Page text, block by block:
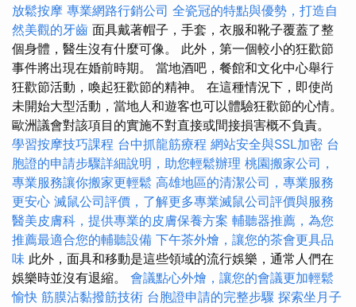
放鬆按摩 專業網路行銷公司 全瓷冠的特點與優勢，打造自
然美觀的牙齒 面具戴著帽子，手套，衣服和靴子覆蓋了整
個身體，醫生沒有什麼可像。 此外，第一個較小的狂歡節
事件將出現在婚前時期。 當地酒吧，餐館和文化中心舉行
狂歡節活動，喚起狂歡節的精神。 在這種情況下，即使尚
未開始大型活動，當地人和遊客也可以體驗狂歡節的心情。
歐洲議會對該項目的實施不對直接或間接損害概不負責。
學習按摩技巧課程 台中抓龍筋療程 網站安全與SSL加密 台
胞證的申請步驟詳細說明，助您輕鬆辦理 桃園搬家公司，
專業服務讓你搬家更輕鬆 高雄地區的清潔公司，專業服務
更安心 滅鼠公司評價，了解更多專業滅鼠公司評價與服務
醫美皮膚科，提供專業的皮膚保養方案 輔聽器推薦，為您
推薦最適合您的輔聽設備 下午茶外燴，讓您的茶會更具品
味 此外，面具和移動是這些領域的流行娛樂，通常人們在
娛樂時並沒有退縮。 會議點心外燴，讓您的會議更加輕鬆
愉快 筋膜沾黏撥筋技術 台胞證申請的完整步驟 探索坐月子